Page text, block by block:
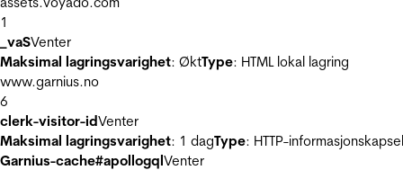
1
_vaSVenter
Maksimal lagringsvarighet: ØktType: HTML lokal lagring
www.garnius.no
6
clerk-visitor-idVenter
Maksimal lagringsvarighet: 1 dagType: HTTP-informasjonskapsel
Garnius-cache#apollogqlVenter